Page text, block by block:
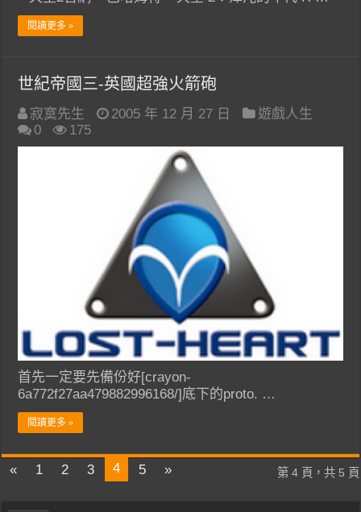
閱讀更多 »
世紀帝國三-英國超強火箭砲
寂寞先生 2005 年 12 月 27 日
遊戲人生
0
175
首先一定要先備份好[crayon-
6a772f27aa479882996168/]底下的proto. …
閱讀更多 »
第 4 頁，共 5 頁
« 1 2 3 4 5 »